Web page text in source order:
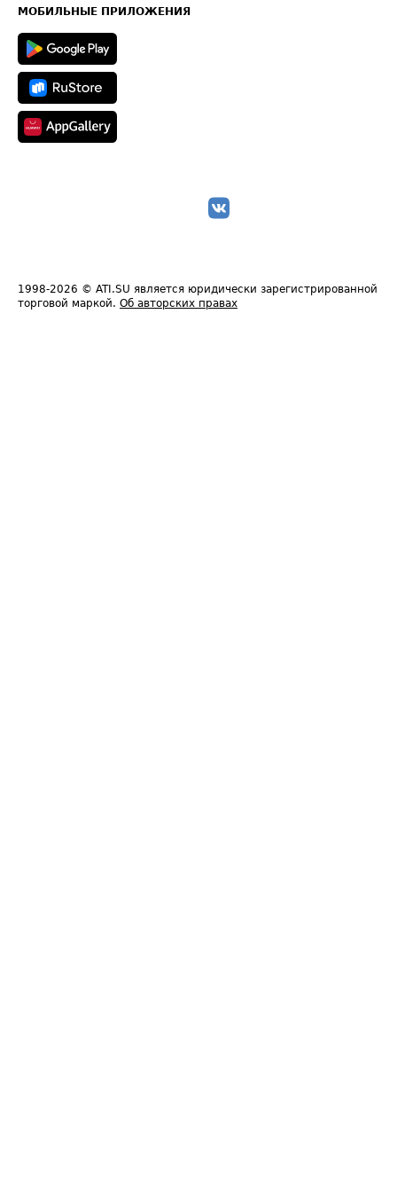
Техническая информация
МОБИЛЬНЫЕ ПРИЛОЖЕНИЯ
1998-2026 © ATI.SU является юридически зарегистрированной
торговой маркой. Об авторских правах